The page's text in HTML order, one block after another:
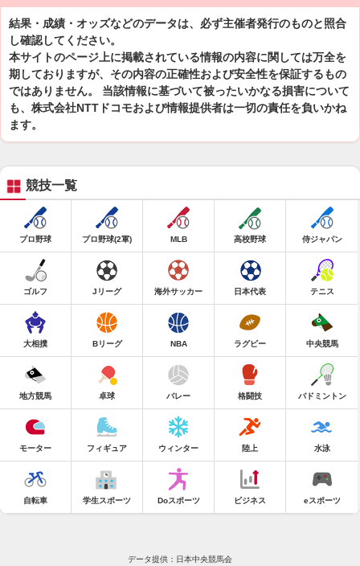
結果・成績・オッズなどのデータは、必ず主催者発行のものと照合
し確認してください。
本サイトのページ上に掲載されている情報の内容に関しては万全を
期しておりますが、その内容の正確性および安全性を保証するもの
ではありません。 当該情報に基づいて被ったいかなる損害について
も、株式会社NTTドコモおよび情報提供者は一切の責任を負いかね
ます。
競技一覧
プロ野球 プロ野球(2軍) MLB 高校野球 侍ジャパン
ゴルフ Jリーグ 海外サッカー 日本代表 テニス
大相撲 Bリーグ NBA ラグビー 中央競馬
地方競馬 卓球 バレー 格闘技 バドミントン
モーター フィギュア ウィンター 陸上 水泳
自転車 学生スポーツ Doスポーツ ビジネス eスポーツ
データ提供：日本中央競馬会